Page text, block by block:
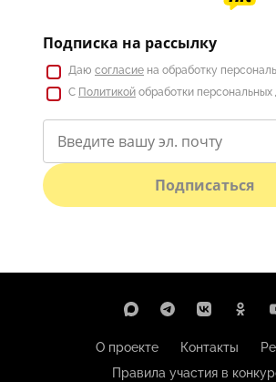
Подписка на рассылку
Даю согласие на обработку
С Политикой обработки
Подписаться
О проекте Контакты
Правила участия в